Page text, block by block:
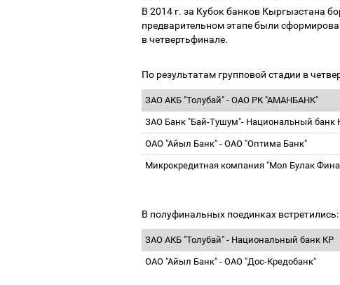
В 2014 г. за Кубок банков Кыргызстана
предварительном этапе были
в четвертьфинале.
По результатам групповой стадии в
ЗАО АКБ "Толубай" - ОАО РК "АМАНБАНК"
ЗАО Банк "Бай-Тушум"- Национальный банк
ОАО "Айыл Банк" - ОАО "Оптима Банк"
Микрокредитная компания "Мол Булак
В полуфинальных поединках встретились:
ЗАО АКБ "Толубай" - Национальный банк КР
ОАО "Айыл Банк" - ОАО "Дос-Кредобанк"